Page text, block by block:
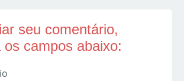
seu comentário,
os campos abaixo: